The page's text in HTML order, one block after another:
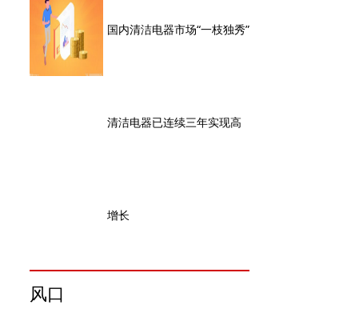
国内清洁电器市场“一枝独秀”
清洁电器已连续三年实现高
增长
风口